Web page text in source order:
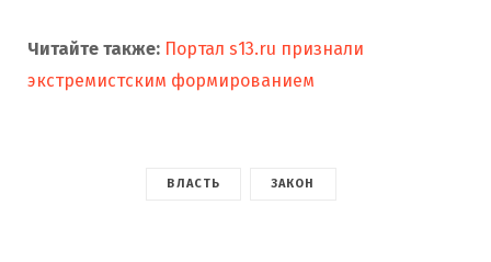
Читайте также: Портал s13.ru признали
экстремистским формированием
ВЛАСТЬ ЗАКОН